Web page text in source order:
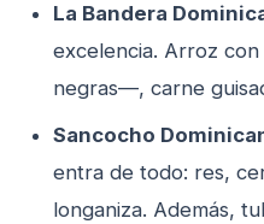
La Bandera
excelencia. Arroz
negras—, carne
Sancocho
entra de todo: res,
longaniza. Además,